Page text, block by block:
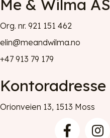
Me & Wilma AS
Org. nr. 921 151 462
elin@meandwilma.no
+47 913 79 179
Kontoradresse
Orionveien 13, 1513 Moss